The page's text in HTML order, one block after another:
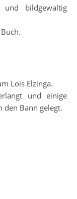
bildgewaltig
Lois Elzinga.
und einige
Bann gelegt.